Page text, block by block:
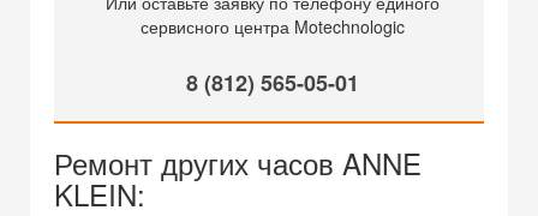
сервисного центра Motechnologic
8 (812) 565-05-01
Ремонт других часов ANNE
KLEIN: